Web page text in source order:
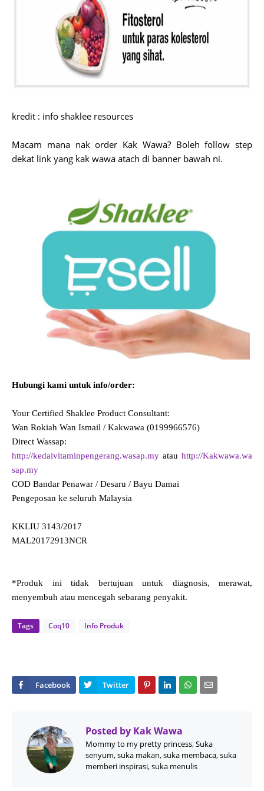
kredit : info shaklee resources
Macam mana nak order Kak Wawa? Boleh follow step
dekat link yang kak wawa atach di banner bawah ni.
Hubungi kami untuk info/order:
Your Certified Shaklee Product Consultant:
Wan Rokiah Wan Ismail / Kakwawa (0199966576)
Direct Wassap:
http://kedaivitaminpengerang.wasap.my atau http://Kakwawa.wa
sap.my
COD Bandar Penawar / Desaru / Bayu Damai
Pengeposan ke seluruh Malaysia
KKLIU 3143/2017
MAL20172913NCR
*Produk ini tidak bertujuan untuk diagnosis, merawat,
menyembuh atau mencegah sebarang penyakit.
Tags Coq10 Info Produk
Posted by Kak Wawa
Mommy to my pretty princess, Suka
senyum, suka makan, suka membaca, suka
memberi inspirasi, suka menulis